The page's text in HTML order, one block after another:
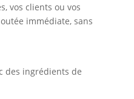
vos clients ou vos
immédiate, sans
des ingrédients de